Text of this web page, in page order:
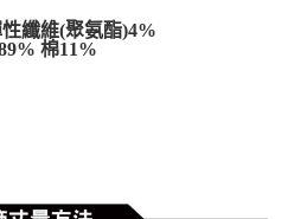
纖維(聚氨酯)4%
棉11%